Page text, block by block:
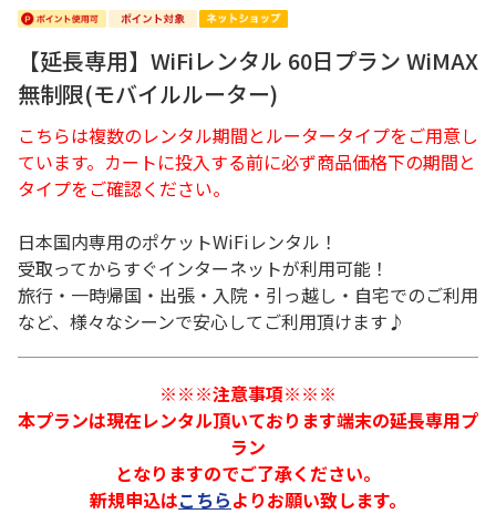
【延長専用】WiFiレンタル 60日プラン WiMAX
無制限(モバイルルーター)
こちらは複数のレンタル期間とルータータイプをご用意し
ています。カートに投入する前に必ず商品価格下の期間と
タイプをご確認ください。
日本国内専用のポケットWiFiレンタル！
受取ってからすぐインターネットが利用可能！
旅行・一時帰国・出張・入院・引っ越し・自宅でのご利用
など、様々なシーンで安心してご利用頂けます♪
※※※注意事項※※※
本プランは現在レンタル頂いております端末の延長専用プ
ラン
となりますのでご了承ください。
新規申込はこちらよりお願い致します。